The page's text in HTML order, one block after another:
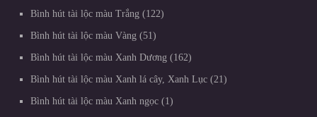
Bình hút tài lộc màu Trắng 122
Bình hút tài lộc màu Vàng 51
Bình hút tài lộc màu Xanh Dương 162
Bình hút tài lộc màu Xanh lá cây, Xanh Lục 21
Bình hút tài lộc màu Xanh ngọc 1